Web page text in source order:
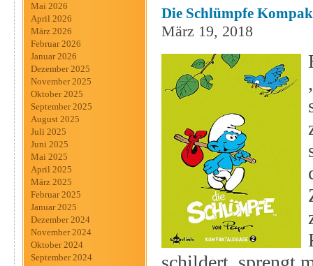
Mai 2026
April 2026
März 2026
Februar 2026
Januar 2026
Dezember 2025
November 2025
Oktober 2025
September 2025
August 2025
Juli 2025
Juni 2025
Mai 2025
April 2025
März 2025
Februar 2025
Januar 2025
Dezember 2024
November 2024
Oktober 2024
September 2024
Die Schlümpfe
März 19, 2018